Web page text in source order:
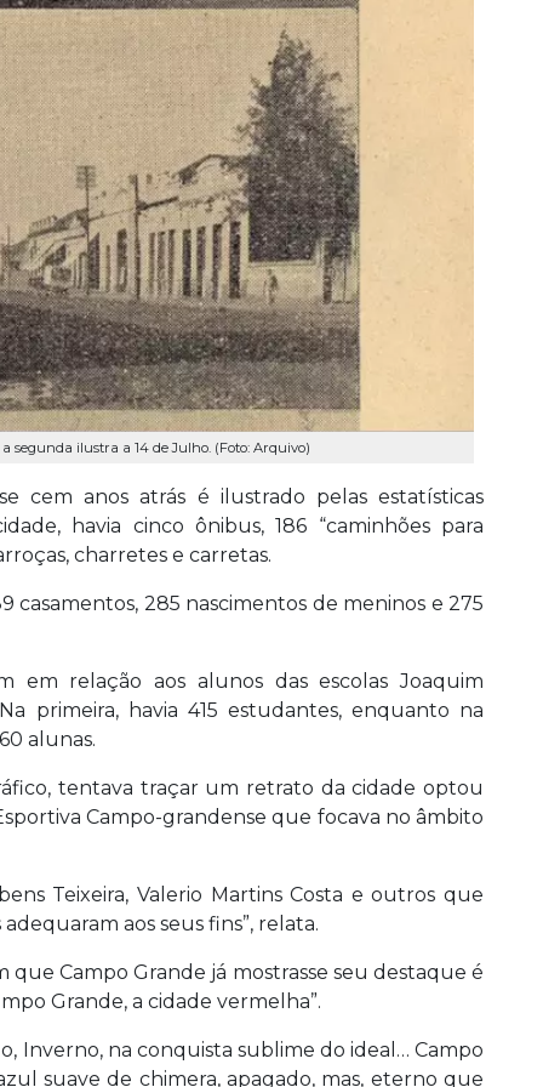
segunda ilustra a 14 de Julho. (Foto: Arquivo)
cem anos atrás é ilustrado pelas estatísticas
havia cinco ônibus, 186 “caminhões para
charretes e carretas.
casamentos, 285 nascimentos de meninos e 275
em relação aos alunos das escolas Joaquim
primeira, havia 415 estudantes, enquanto na
alunas.
tentava traçar um retrato da cidade optou
Campo-grandense que focava no âmbito
Teixeira, Valerio Martins Costa e outros que
aos seus fins”, relata.
Campo Grande já mostrasse seu destaque é
Grande, a cidade vermelha”.
Inverno, na conquista sublime do ideal… Campo
suave de chimera, apagado, mas, eterno que